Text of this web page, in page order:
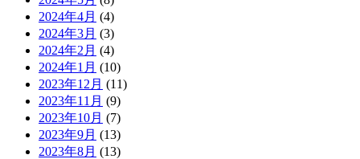
2024年4月 (4)
2024年3月 (3)
2024年2月 (4)
2024年1月 (10)
2023年12月 (11)
2023年11月 (9)
2023年10月 (7)
2023年9月 (13)
2023年8月 (13)